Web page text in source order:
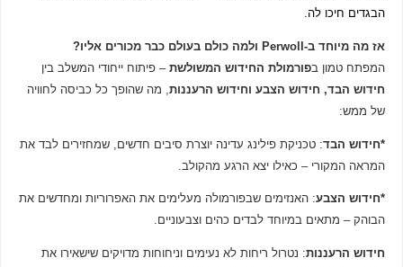
הבגדים חיכו לה.
אז מה מיוחד ב-Perwoll ולמה כולם בעולם כבר מכורים אליו?
המפתח טמון בפורמולת החידוש המשולשת– פיתוח ייחודי המשלב בין
חידוש הבד, חידוש הצבע וחידוש הרעננות, מה שהופך כל כביסה לחוויה
של ממש:
*חידוש הבד: טכניקת פילינג עדינה יוצרת סיבים חדשים, שמחזירים לבד את
המראה המקורי – כאילו יצא הרגע מהקולב.
*חידוש הצבע: האנזימים שבפורמולה מעלימים את האפרוריות ומחדשים את
הבוהק – מתאים במיוחד לבדים כהים וצבעוניים.
חידוש הרעננות: נטרול ריחות לא נעימים וניחוחות מדויקים שישאירו את